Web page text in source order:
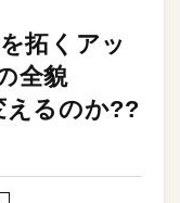
拓くアッ
全貌
えるのか??